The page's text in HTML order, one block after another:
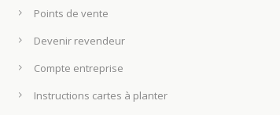
Points de vente
Devenir revendeur
Compte entreprise
Instructions cartes à planter